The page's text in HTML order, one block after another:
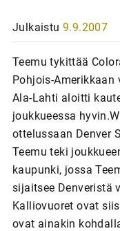
Julkaistu 9.9.2007
Teemu tykittää
Pohjois-Amerikkaan
Ala-Lahti aloitti
joukkueessa
ottelussaan Denver
Teemu teki
kaupunki, jossa
sijaitsee Denveristä
Kalliovuoret ovat
ovat ainakin